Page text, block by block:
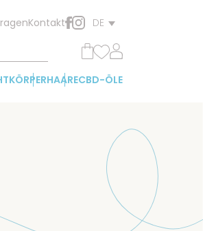
Kontakt DE
KÖRPERHAARECBD-ÖLE